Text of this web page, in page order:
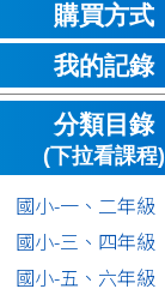
購買方式
我的記錄
分類目錄
(下拉看課程)
國小-一、二年級
國小-三、四年級
國小-五、六年級